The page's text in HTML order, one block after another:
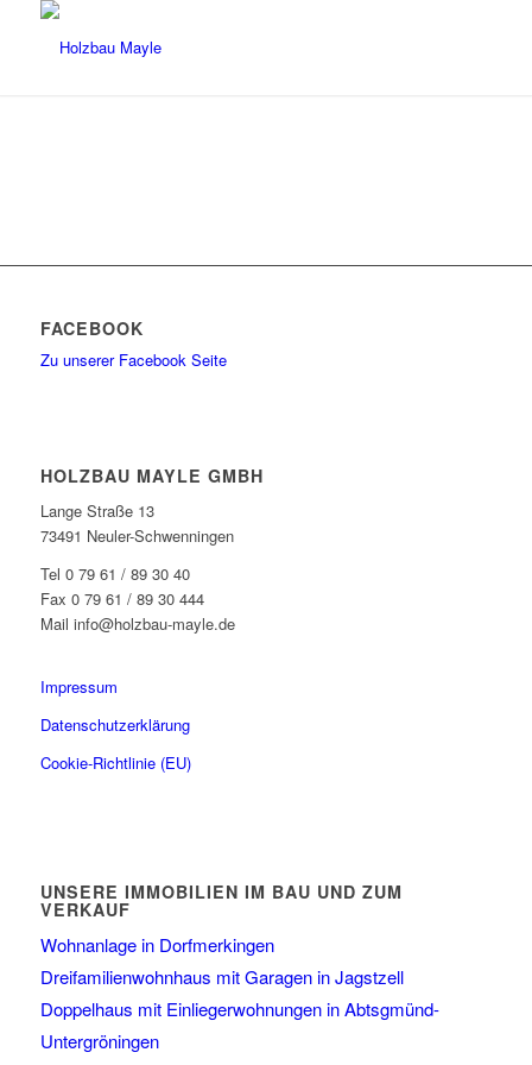
FACEBOOK
Zu unserer Facebook Seite
HOLZBAU MAYLE GMBH
Lange Straße 13
73491 Neuler-Schwenningen
Tel 0 79 61 / 89 30 40
Fax 0 79 61 / 89 30 444
Mail info@holzbau-mayle.de
Impressum
Datenschutzerklärung
Cookie-Richtlinie (EU)
UNSERE IMMOBILIEN IM BAU UND ZUM
VERKAUF
Wohnanlage in Dorfmerkingen
Dreifamilienwohnhaus mit Garagen in Jagstzell
Doppelhaus mit Einliegerwohnungen in Abtsgmünd-
Untergröningen